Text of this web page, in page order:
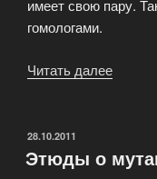
имеет свою пару.
гомологами.
Читать далее
ОПУБЛИКОВАНО
28.10.2011
Этюды о